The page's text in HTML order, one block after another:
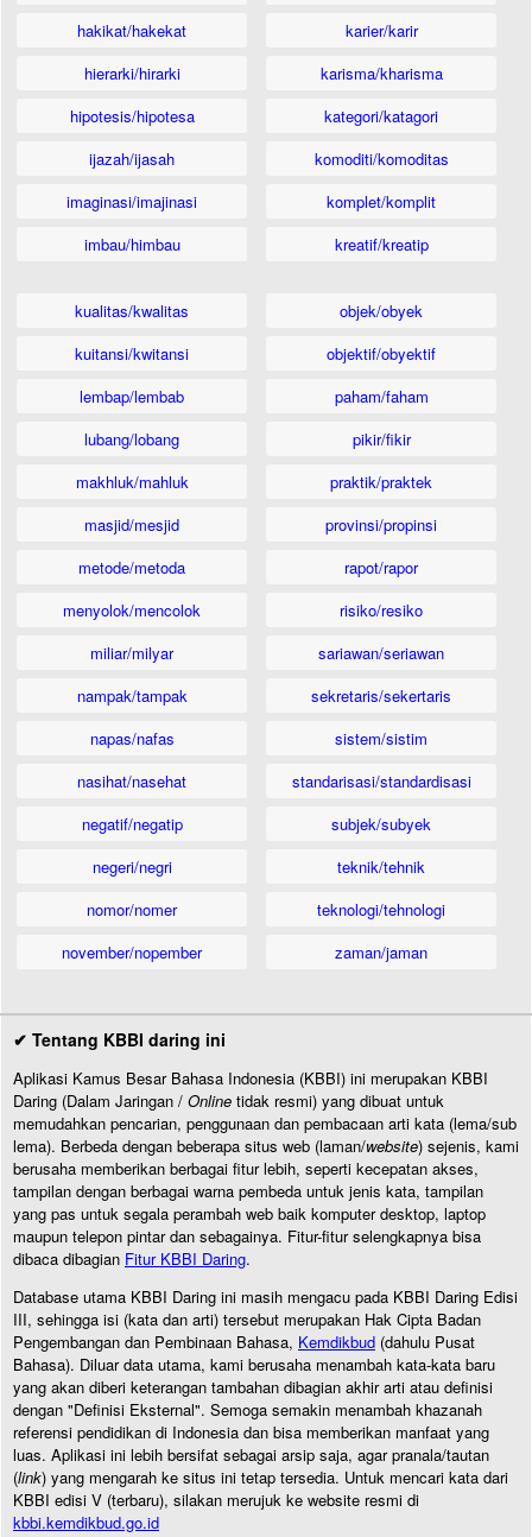
hakikat/hakekat
hierarki/hirarki
hipotesis/hipotesa
ijazah/ijasah
imaginasi/imajinasi
imbau/himbau
karier/karir
karisma/kharisma
kategori/katagori
komoditi/komoditas
komplet/komplit
kreatif/kreatip
kualitas/kwalitas
kuitansi/kwitansi
lembap/lembab
lubang/lobang
makhluk/mahluk
masjid/mesjid
metode/metoda
menyolok/mencolok
miliar/milyar
nampak/tampak
napas/nafas
nasihat/nasehat
negatif/negatip
negeri/negri
nomor/nomer
november/nopember
objek/obyek
objektif/obyektif
paham/faham
pikir/fikir
praktik/praktek
provinsi/propinsi
rapot/rapor
risiko/resiko
sariawan/seriawan
sekretaris/sekertaris
sistem/sistim
standarisasi/standardisasi
subjek/subyek
teknik/tehnik
teknologi/tehnologi
zaman/jaman
✔ Tentang KBBI daring ini
Aplikasi Kamus Besar Bahasa Indonesia (KBBI) ini merupakan KBBI
Daring (Dalam Jaringan / Online tidak resmi) yang dibuat untuk
memudahkan pencarian, penggunaan dan pembacaan arti kata (lema/sub
lema). Berbeda dengan beberapa situs web (laman/website) sejenis, kami
berusaha memberikan berbagai fitur lebih, seperti kecepatan akses,
tampilan dengan berbagai warna pembeda untuk jenis kata, tampilan
yang pas untuk segala perambah web baik komputer desktop, laptop
maupun telepon pintar dan sebagainya. Fitur-fitur selengkapnya bisa
dibaca dibagian Fitur KBBI Daring.
Database utama KBBI Daring ini masih mengacu pada KBBI Daring Edisi
III, sehingga isi (kata dan arti) tersebut merupakan Hak Cipta Badan
Pengembangan dan Pembinaan Bahasa, Kemdikbud (dahulu Pusat
Bahasa). Diluar data utama, kami berusaha menambah kata-kata baru
yang akan diberi keterangan tambahan dibagian akhir arti atau definisi
dengan "Definisi Eksternal". Semoga semakin menambah khazanah
referensi pendidikan di Indonesia dan bisa memberikan manfaat yang
luas. Aplikasi ini lebih bersifat sebagai arsip saja, agar pranala/tautan
(link) yang mengarah ke situs ini tetap tersedia. Untuk mencari kata dari
KBBI edisi V (terbaru), silakan merujuk ke website resmi di
kbbi.kemdikbud.go.id